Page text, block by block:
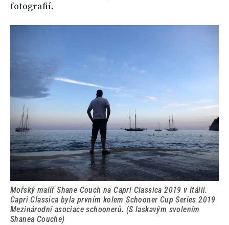
fotografií.
Mořský malíř Shane Couch na Capri Classica 2019 v Itálii.
Capri Classica byla prvním kolem Schooner Cup Series 2019
Mezinárodní asociace schoonerů. (S laskavým svolením
Shanea Couche)